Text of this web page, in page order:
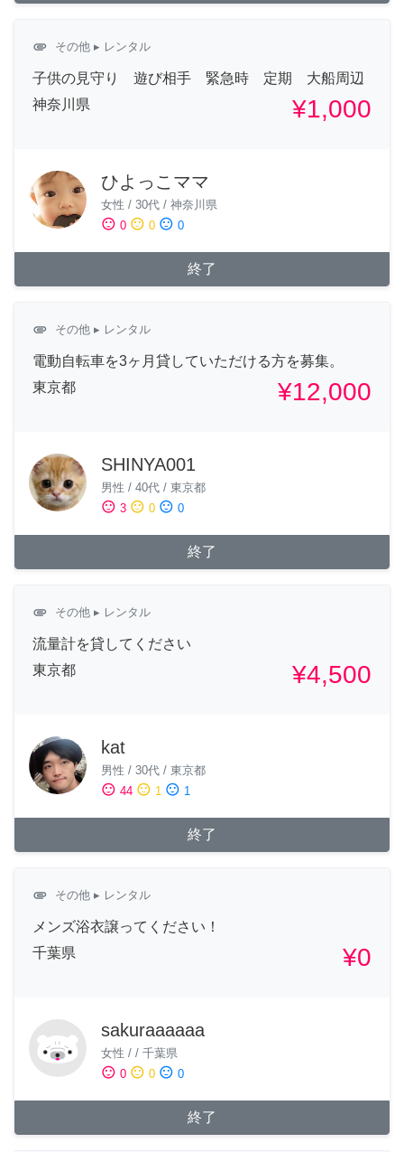
attachment その他 ▸ レンタル
子供の見守り 遊び相手 緊急時 定期 大船周辺
神奈川県
¥1,000
ひよっこママ
女性 / 30代 / 神奈川県
sentiment_satisfied 0 sentiment_neutral 0 sentiment_dissatisfied 0
終了
attachment その他 ▸ レンタル
電動自転車を3ヶ月貸していただける方を募集。
東京都
¥12,000
SHINYA001
男性 / 40代 / 東京都
sentiment_satisfied 3 sentiment_neutral 0 sentiment_dissatisfied 0
終了
attachment その他 ▸ レンタル
流量計を貸してください
東京都
¥4,500
kat
男性 / 30代 / 東京都
sentiment_satisfied 44 sentiment_neutral 1 sentiment_dissatisfied 1
終了
attachment その他 ▸ レンタル
メンズ浴衣譲ってください！
千葉県
¥0
sakuraaaaaa
女性 / / 千葉県
sentiment_satisfied 0 sentiment_neutral 0 sentiment_dissatisfied 0
終了